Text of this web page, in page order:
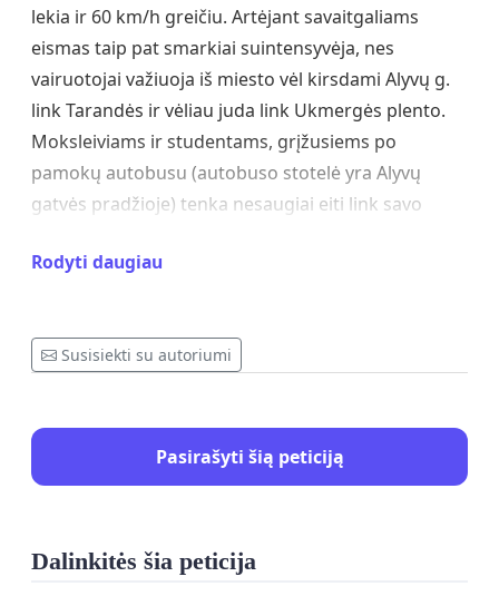
lekia ir 60 km/h greičiu. Artėjant savaitgaliams
eismas taip pat smarkiai suintensyvėja, nes
vairuotojai važiuoja iš miesto vėl kirsdami Alyvų g.
link Tarandės ir vėliau juda link Ukmergės plento.
Moksleiviams ir studentams, grįžusiems po
pamokų autobusu (autobuso stotelė yra Alyvų
gatvės pradžioje) tenka nesaugiai eiti link savo
mašinų. Kur saugiai pasitraukti nuo kelio - nėra.
Vilniaus rajono savivaldybės neatidėliojant skirti
lėšas ir įrengti saugų šaligatvį visoje Alyvų gatvėje
Rodyti daugiau
Susisiekti su autoriumi
Pasirašyti šią peticiją
Dalinkitės šia peticija